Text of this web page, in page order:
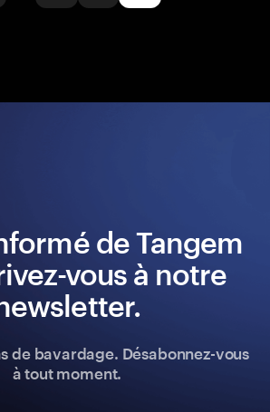
de Tangem
vous à notre
de bavardage. Désabonnez-vous
à tout moment.